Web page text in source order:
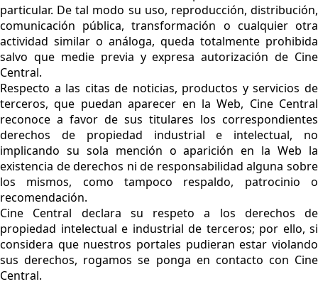
particular. De tal modo su uso, reproducción, distribución,
comunicación pública, transformación o cualquier otra
actividad similar o análoga, queda totalmente prohibida
salvo que medie previa y expresa autorización de Cine
Central.
Respecto a las citas de noticias, productos y servicios de
terceros, que puedan aparecer en la Web, Cine Central
reconoce a favor de sus titulares los correspondientes
derechos de propiedad industrial e intelectual, no
implicando su sola mención o aparición en la Web la
existencia de derechos ni de responsabilidad alguna sobre
los mismos, como tampoco respaldo, patrocinio o
recomendación.
Cine Central declara su respeto a los derechos de
propiedad intelectual e industrial de terceros; por ello, si
considera que nuestros portales pudieran estar violando
sus derechos, rogamos se ponga en contacto con Cine
Central.